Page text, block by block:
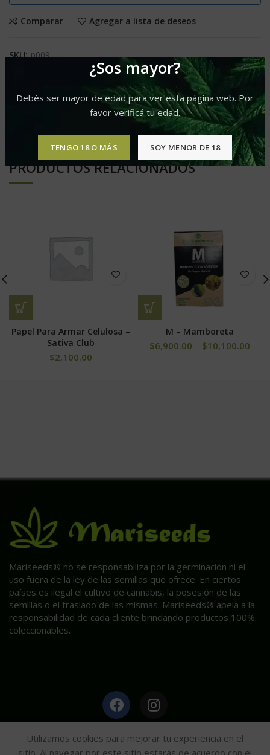
¿Sos mayor?
Debés ser mayor de edad para ver esta página web. Por
favor verificá tu edad.
TENGO 18 O MÁS SOY MENOR DE 18
Comparar Agregar a lista de deseos
SKU:p009
Grow Shop, Parafernalia
Compartir
PRODUCTOS RELACIONADOS
Papel Para Armar Celulosa –
Sativa Club
$2,100.00
M – Mamboreta
$6,900.00 – $10,100.00
Mariseeds® no se responsabiliza por la germinación ni el
uso fuera de la ley de las semillas que ofrece. En ciertos
países es ilegal el cultivo de cannabis, la posesión de las
semillas o el traslado de las mismas. Mariseeds® apela a la
responsabilidad de cada cliente brindando productos 100%
coleccionables.
HAGA CLIC AQUÍ PARA INFORMACIÓN POST VENTA.
Utilizamos cookies para mejorar tu experiencia en el
sitio. Al navegar por este sitio estarás de acuerdo con el